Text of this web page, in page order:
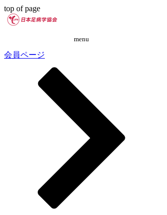
top of page
menu
会員ページ